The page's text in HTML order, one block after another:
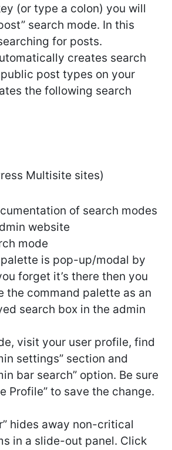
(or type a colon) you will
search mode. In this
for posts.
creates search
post types on your
the following search
Multisite sites)
of search modes
website
mode
is pop-up/modal by
forget it’s there then you
the command palette as an
search box in the admin
visit your user profile, find
settings” section and
bar search” option. Be sure
Profile” to save the change.
hides away non-critical
in a slide-out panel. Click